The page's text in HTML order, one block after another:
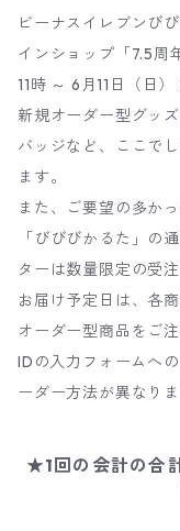
ビーナスイレブンび
インショップ「7.5周
11時 ～ 6月11日（日
新規オーダー型グッ
バッジなど、ここで
ます。
また、ご要望の多か
「びびびかるた」の
ターは数量限定の受
お届け予定日は、各
オーダー型商品をご
IDの入力フォームへ
ーダー方法が異なり
★1回の会計の合